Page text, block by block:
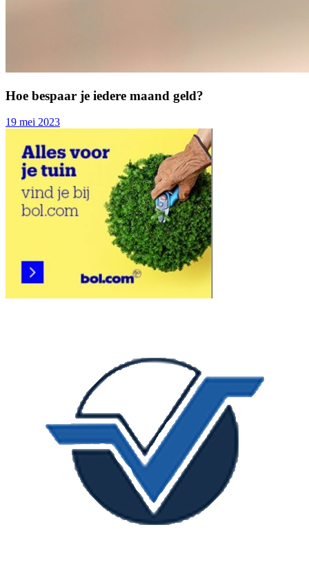
Hoe bespaar je iedere maand geld?
19 mei 2023